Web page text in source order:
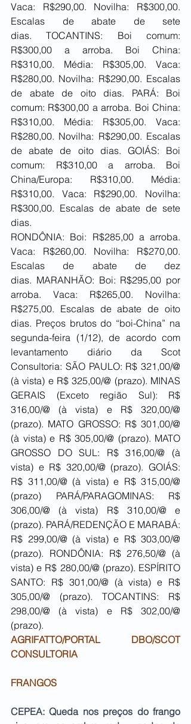
Vaca: R$290,00. Novilha: R$300,00.
Escalas de abate de sete
dias. TOCANTINS: Boi comum:
R$300,00 a arroba. Boi China:
R$310,00. Média: R$305,00. Vaca:
R$280,00. Novilha: R$290,00. Escalas
de abate de oito dias. PARÁ: Boi
comum: R$300,00 a arroba. Boi China:
R$310,00. Média: R$305,00. Vaca:
R$280,00. Novilha: R$290,00. Escalas
de abate de oito dias. GOIÁS: Boi
comum: R$310,00 a arroba. Boi
China/Europa: R$310,00. Média:
R$310,00. Vaca: R$290,00. Novilha:
R$300,00. Escalas de abate de sete
dias.
RONDÔNIA: Boi: R$285,00 a arroba.
Vaca: R$260,00. Novilha: R$270,00.
Escalas de abate de dez
dias. MARANHÃO: Boi: R$295,00 por
arroba. Vaca: R$265,00. Novilha:
R$275,00. Escalas de abate de oito
dias. Preços brutos do “boi-China” na
segunda-feira (1/12), de acordo com
levantamento diário da Scot
Consultoria: SÃO PAULO: R$ 321,00/@
(à vista) e R$ 325,00/@ (prazo). MINAS
GERAIS (Exceto região Sul): R$
316,00/@ (à vista) e R$ 320,00/@
(prazo). MATO GROSSO: R$ 301,00/@
(à vista) e R$ 305,00/@ (prazo). MATO
GROSSO DO SUL: R$ 316,00/@ (à
vista) e R$ 320,00/@ (prazo). GOIÁS:
R$ 311,00/@ (à vista) e R$ 315,00/@
(prazo) PARÁ/PARAGOMINAS: R$
306,00/@ (à vista) R$ 310,00/@ e
(prazo). PARÁ/REDENÇÃO E MARABÁ:
R$ 299,00/@ (à vista) e R$ 303,00/@
(prazo). RONDÔNIA: R$ 276,50/@ (à
vista) e R$ 280,00/@ (prazo). ESPÍRITO
SANTO: R$ 301,00/@ (à vista) e R$
305,00/@ (prazo). TOCANTINS: R$
298,00/@ (à vista) e R$ 302,00/@
(prazo).
AGRIFATTO/PORTAL DBO/SCOT
CONSULTORIA
FRANGOS
CEPEA: Queda nos preços do frango